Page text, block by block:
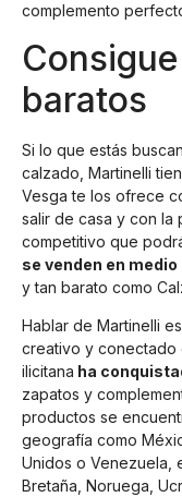
complemento
baratos
Si lo que estás
calzado, Martinelli
Vesga te los ofrece
salir de casa y con la
competitivo que
se venden en medio
y tan barato como
Hablar de Martinelli
creativo y conectado
ilicitana ha
zapatos y
productos se
geografía como
Unidos o Venezuela,
Bretaña, Noruega,